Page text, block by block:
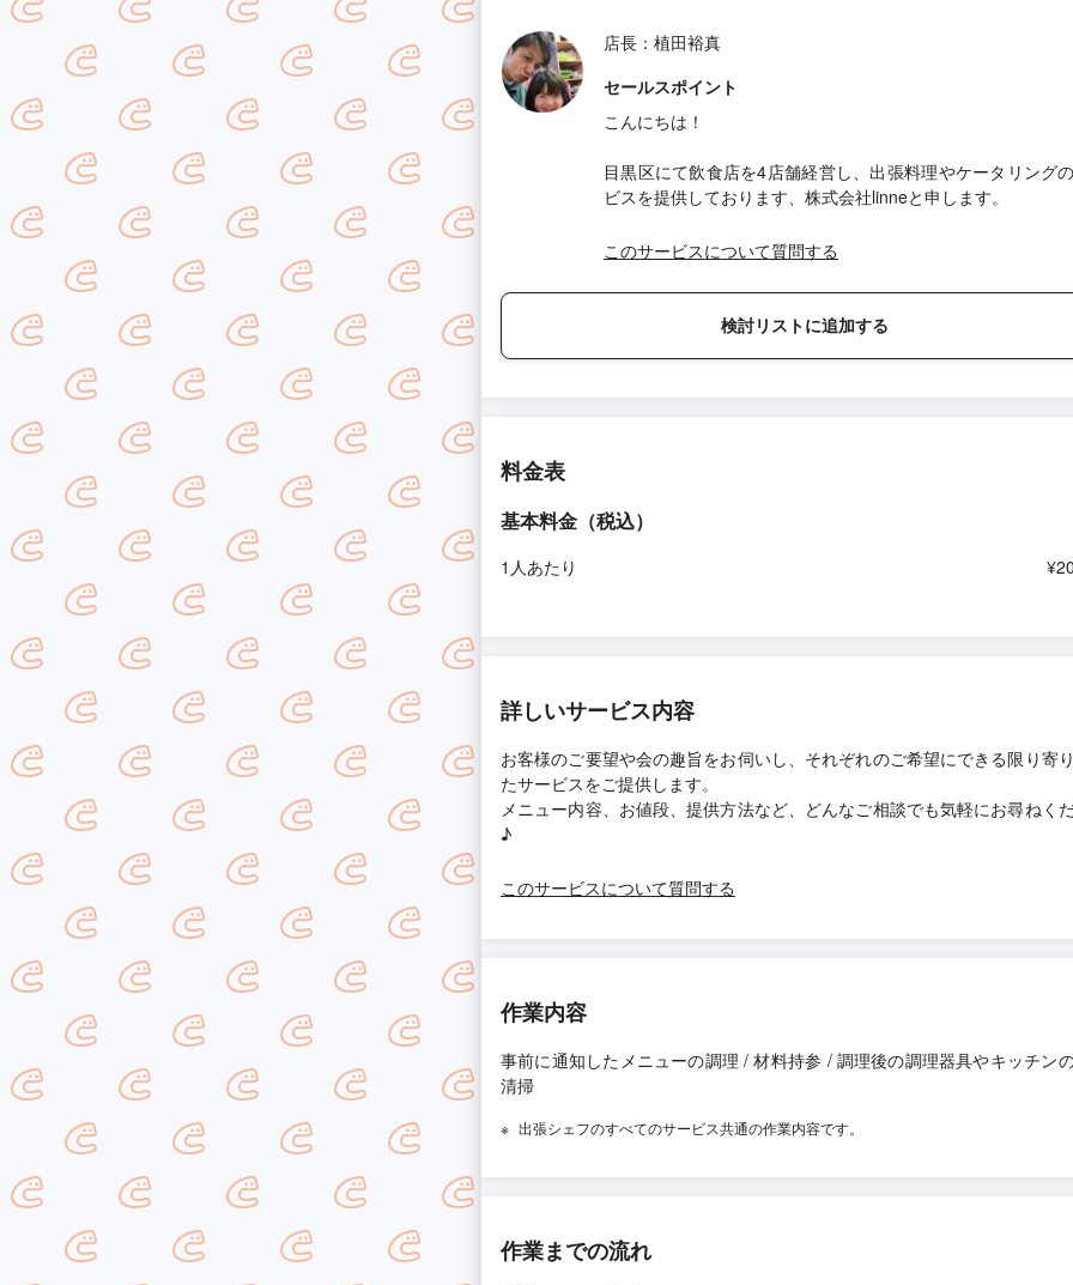
店長：植田裕真
セールスポイント
こんにちは！
目黒区にて飲食店を4店舗経営し、出張料理やケータリング
ビスを提供しております、株式会社linneと申します。
このサービスについて質問する
検討リストに追加する
料金表
基本料金（税込）
1人あたり
詳しいサービス内容
お客様のご要望や会の趣旨をお伺いし、それぞれのご希望にできる限り寄
たサービスをご提供します。
メニュー内容、お値段、提供方法など、どんなご相談でも気軽にお尋ねく
♪
このサービスについて質問する
作業内容
事前に通知したメニューの調理 / 材料持参 / 調理後の調理器具やキッチン
清掃
出張シェフのすべてのサービス共通の作業内容です。
作業までの流れ